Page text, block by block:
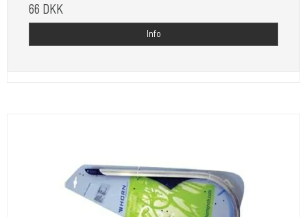
66 DKK
Info